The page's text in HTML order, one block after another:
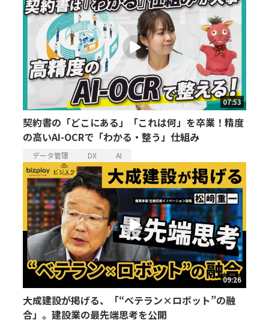
07:53
契約書の「どこにある」「これは何」を卒業！精度
の高いAI-OCRで「わかる・整う」仕組み
データ管理 DX AI
09:26
大成建設が掲げる、「“ベテラン×ロボット”の融
合」。建設業の最先端思考を公開